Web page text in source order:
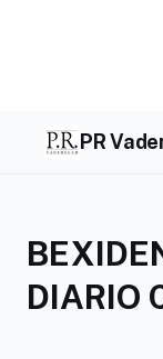
PR
DIARIO